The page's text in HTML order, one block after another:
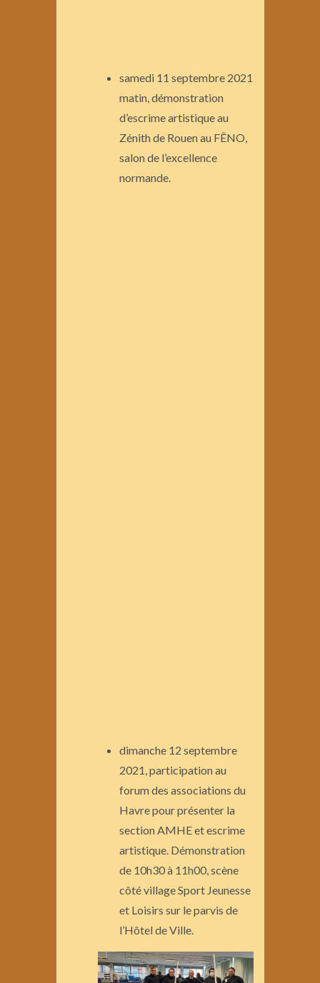
samedi 11 septembre 2021
matin, démonstration
d’escrime artistique au
Zénith de Rouen au FÊNO,
salon de l’excellence
normande.
dimanche 12 septembre
2021, participation au
forum des associations du
Havre pour présenter la
section AMHE et escrime
artistique. Démonstration
de 10h30 à 11h00, scène
côté village Sport Jeunesse
et Loisirs sur le parvis de
l’Hôtel de Ville.